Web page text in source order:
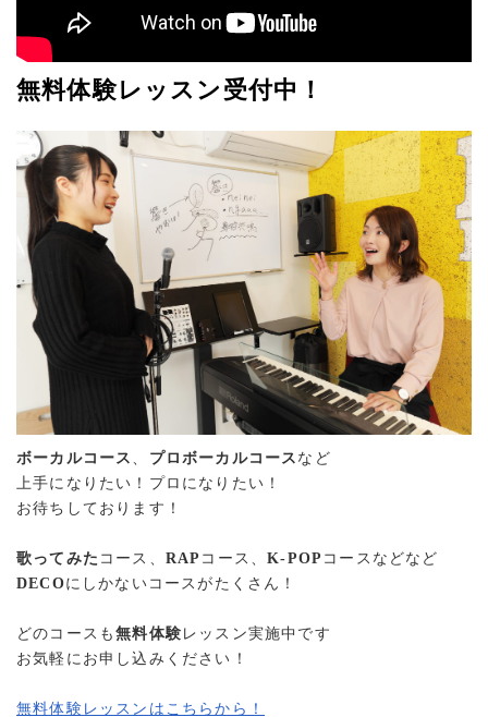
無料体験レッスン受付中！
ボーカルコース 、 プロボーカルコース など
上手になりたい！プロになりたい！
お待ちしております！
歌ってみた コース、 RAP コース、K-POP コースなどなど
DECOにしかないコースがたくさん！
どのコースも無料体験 レッスン実施中です
お気軽にお申し込みください！
無料体験レッスンはこちらから！